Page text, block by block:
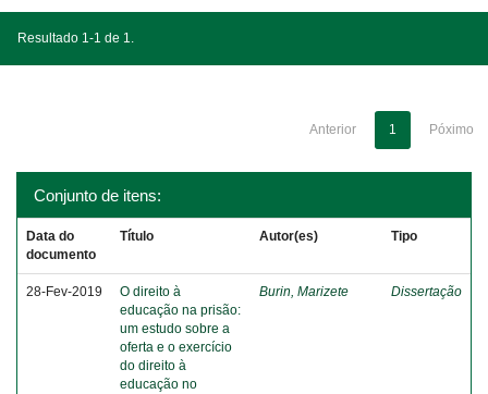
Resultado 1-1 de 1.
Anterior 1 Póximo
Conjunto de itens:
Data do
documento
Título Autor(es) Tipo
28-Fev-2019
O direito à
educação na prisão:
um estudo sobre a
oferta e o exercício
do direito à
educação no
Burin, Marizete Dissertação